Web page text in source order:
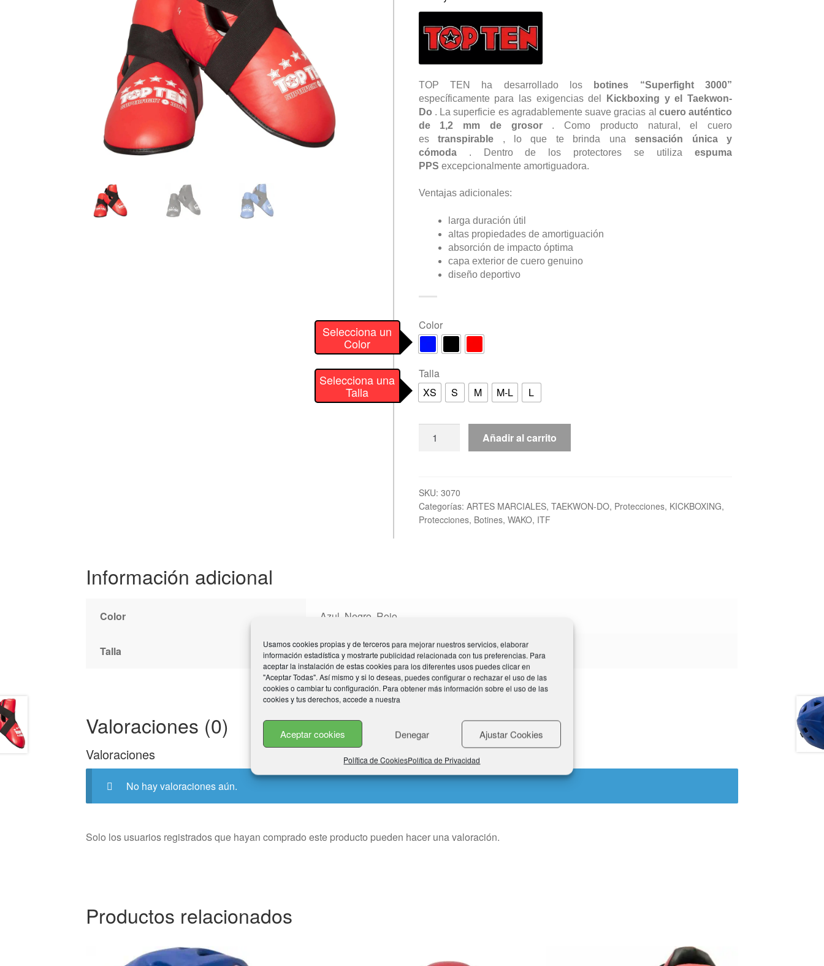
Usamos cookies propias y de terceros para mejorar nuestros servicios, elaborar
información estadística y mostrarte publicidad relacionada con tus preferencias. Para
aceptar la instalación de estas cookies para los diferentes usos puedes clicar en
"Aceptar Todas". Así mismo y si lo deseas, puedes configurar o rechazar el uso de las
cookies o cambiar tu configuración. Para obtener más información sobre el uso de las
cookies y tus derechos, accede a nuestra
Aceptar cookies Denegar Ajustar Cookies
Política de CookiesPolítica de Privacidad
TOP TEN ha desarrollado los
botines “Superfight 3000”
específicamente para las exigencias del
Kickboxing y el Taekwon-
Do . La superficie es agradablemente suave gracias al cuero auténtico
de 1,2 mm de grosor. Como producto natural, el cuero
estranspirable , lo que te brinda unasensación única y
cómoda. Dentro de los protectores se utiliza espuma
PPS excepcionalmente amortiguadora.
Ventajas adicionales:
larga duración útil
altas propiedades de amortiguación
absorción de impacto óptima
capa exterior de cuero genuino
diseño deportivo
Color
Selecciona un
Color
Talla
XS
S M M-L L
Selecciona una
Talla
"SuperFight
TEN
cantidad
Añadir al carrito
SKU: 3070
Categorías: ARTES MARCIALES, TAEKWON-DO, Protecciones, KICKBOXING,
Protecciones, Botines, WAKO, ITF
Información adicional
Color Azul, Negro, Rojo
Talla XS, S, M, M-L, L
Valoraciones (0)
Valoraciones
No hay valoraciones aún.
Solo los usuarios registrados que hayan comprado este producto pueden hacer una valoración.
Productos relacionados